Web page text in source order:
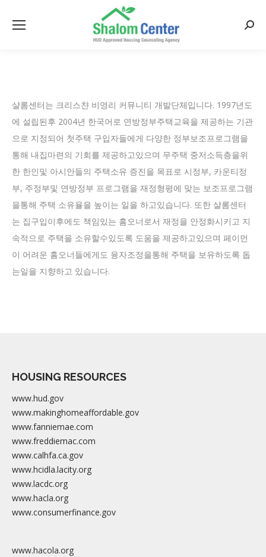
샬롬센터는 크리스챤 비영리 커뮤니티 개발단체입니다. 1997년도
에 설립된후 2004년 한국어로 연방정부주택교육을 제공하는 기관
으로 지정되어 첫주택 구입자들에게 다양한 정부보조프로그램을
통해 내집마련의 기회를 제공하고있으며 무주택 중저소득층을위
한 한인및 아시안들의 주택소유 증진을 목표로 시정부, 카운티정
부, 주정부및 연방정부 프로그램을 재정형평에 맞는 보조프로그램
을통해 주택 소유율을 높이는 일을 하고있습니다. 또한 샬롬센터
는 집구입이후에도 책임있는 홈오너로서 재정을 안정화시키고 지
속적으로 주택을 소유할수있도록 도움을 제공하고있으며 페이먼
이 어려운 홈오너들에게도 융자조정을통해 주택을 보유하도록 돕
는일을 지향하고 있습니다.
HOUSING RESOURCES
www.hud.gov
www.makinghomeaffordable.gov
www.fanniemae.com
www.freddiemac.com
www.calhfa.ca.gov
www.hcidla.lacity.org
www.lacdc.org
www.hacla.org
www.consumerfinance.gov
www.hacola.org